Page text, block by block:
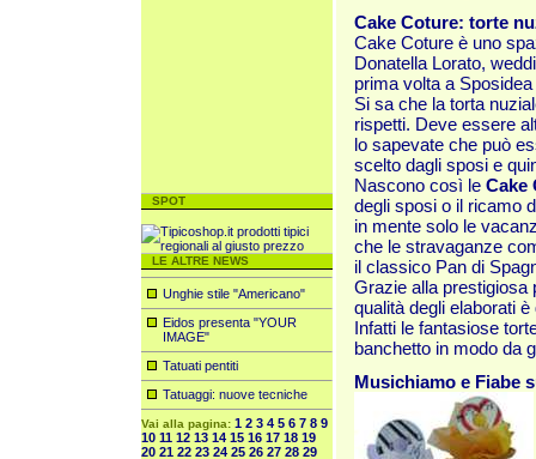
SPOT
LE ALTRE NEWS
Unghie stile "Americano"
Eidos presenta "YOUR
IMAGE"
Tatuati pentiti
Tatuaggi: nuove tecniche
Vai alla pagina: 1 2 3 4 5 6 7 8 9
10 11 12 13 14 15 16 17 18 19
20 21 22 23 24 25 26 27 28 29
Cake Coture: torte
Cake Coture è uno
Donatella Lorato,
prima volta a
Si sa che la torta
rispetti. Deve essere
lo sapevate che può
scelto dagli sposi e
Nascono così le Cake
degli sposi o il ricamo
in mente solo le
che le stravaganze
il classico Pan di
Grazie alla prestigiosa
qualità degli elaborati
Infatti le fantasiose
banchetto in modo da
Musichiamo e Fiabe